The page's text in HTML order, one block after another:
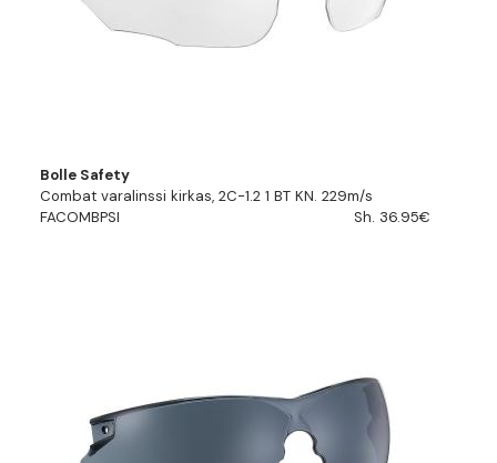
Bolle Safety
Combat varalinssi kirkas, 2C-1.2 1 BT KN. 229m/s
FACOMBPSI
Sh. 36.95€